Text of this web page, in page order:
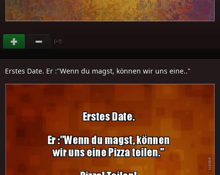
(+7)
Erstes Date. Er :"Wenn du magst, können wir uns eine.."